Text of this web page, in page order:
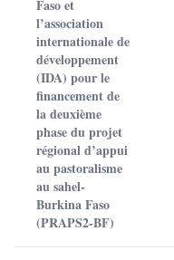
Faso et
l’association
internationale de
développement
(IDA) pour le
financement de
la deuxième
phase du projet
régional d’appui
au pastoralisme
au sahel-
Burkina Faso
(PRAPS2-BF)